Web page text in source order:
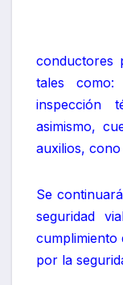
conductores
tales como:
inspección
asimismo,
auxilios,
Se
seguridad
cumplimiento
por la